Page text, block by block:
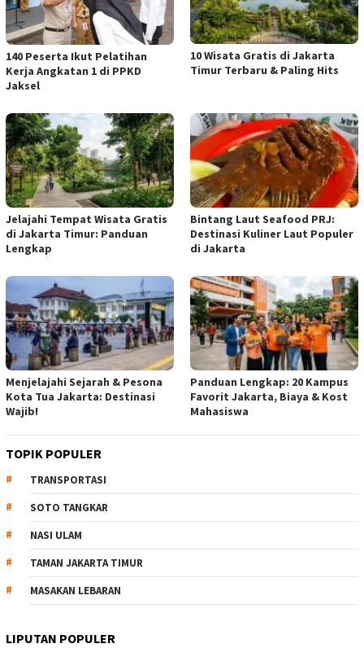
140 Peserta Ikut Pelatihan
Kerja Angkatan 1 di PPKD
Jaksel
10 Wisata Gratis di Jakarta
Timur Terbaru & Paling Hits
Jelajahi Tempat Wisata Gratis
di Jakarta Timur: Panduan
Lengkap
Bintang Laut Seafood PRJ:
Destinasi Kuliner Laut Populer
di Jakarta
Menjelajahi Sejarah & Pesona
Kota Tua Jakarta: Destinasi
Wajib!
Panduan Lengkap: 20 Kampus
Favorit Jakarta, Biaya & Kost
Mahasiswa
TOPIK POPULER
TRANSPORTASI
SOTO TANGKAR
NASI ULAM
TAMAN JAKARTA TIMUR
MASAKAN LEBARAN
LIPUTAN POPULER